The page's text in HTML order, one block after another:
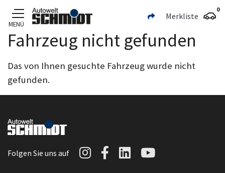
Zum Hauptinhalt
MENÜ
Merkliste
0
Fahrzeug nicht gefunden
Das von Ihnen gesuchte Fahrzeug wurde nicht
gefunden.
Folgen Sie uns auf Autowelt Schmidt auf
Autowelt Schmidt
AutoweltAutowelt